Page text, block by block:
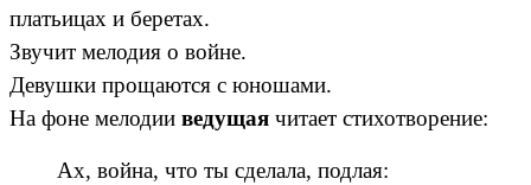
платьицах и беретах.
Звучит мелодия о войне.
Девушки прощаются с юношами.
На фоне мелодии ведущая читает стихотворение:
Ах, война, что ты сделала, подлая: